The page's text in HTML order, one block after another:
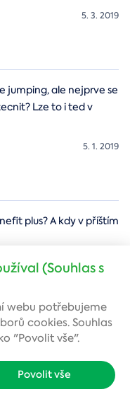
5. 3. 2019
jumping, ale nejprve se
Lze to i ted v
5. 1. 2019
plus? A kdy v příštím
29. 12. 2018
seskok v tandemu
pěkný den.
21. 10. 2018
(Souhlas s
webu potřebujeme
cookies. Souhlas
"Povolit vše".
Povolit vše